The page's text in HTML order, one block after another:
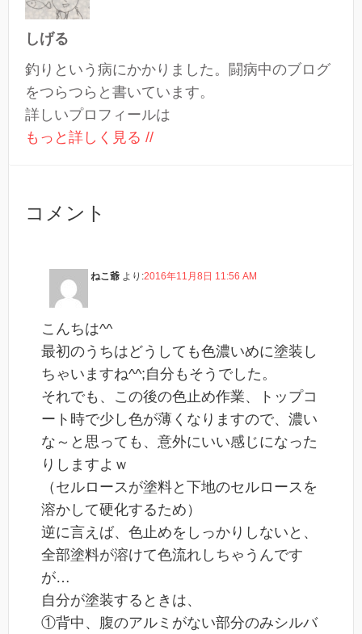
しげる
釣りという病にかかりました。闘病中のブログ
をつらつらと書いています。
詳しいプロフィールは
もっと詳しく見る //
コメント
ねこ爺 より:2016年11月8日 11:56 AM
こんちは^^
最初のうちはどうしても色濃いめに塗装し
ちゃいますね^^;自分もそうでした。
それでも、この後の色止め作業、トップコ
ート時で少し色が薄くなりますので、濃い
な～と思っても、意外にいい感じになった
りしますよｗ
（セルロースが塗料と下地のセルロースを
溶かして硬化するため）
逆に言えば、色止めをしっかりしないと、
全部塗料が溶けて色流れしちゃうんです
が…
自分が塗装するときは、
①背中、腹のアルミがない部分のみシルバ